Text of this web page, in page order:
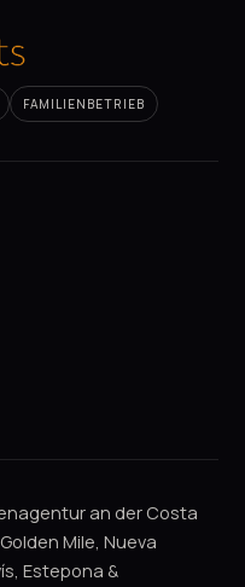
FAMILIENBETRIEB
an der Costa
Mile, Nueva
Estepona &